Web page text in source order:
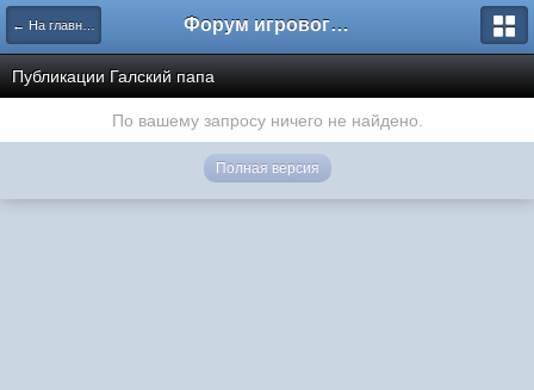
← На главную Форум игрового проекта Riverrise
Публикации Галский папа
По вашему запросу ничего не найдено.
Полная версия